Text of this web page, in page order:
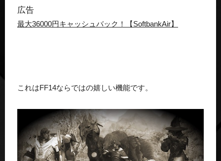
広告
最大36000円キャッシュバック！【SoftbankAir】
これはFF14ならではの嬉しい機能です。